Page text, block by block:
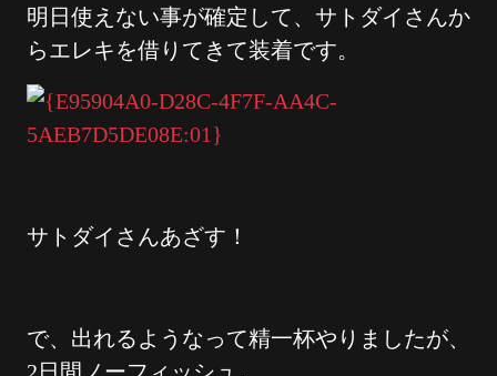
明日使えない事が確定して、サトダイさんか
らエレキを借りてきて装着です。
サトダイさんあざす！
で、出れるようなって精一杯やりましたが、